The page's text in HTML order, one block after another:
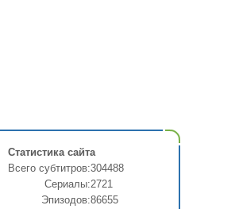
Статистика сайта
Всего субтитров:304488
Сериалы:2721
Эпизодов:86655